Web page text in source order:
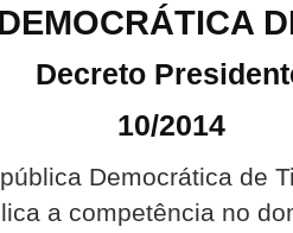
Decreto
10/2014
Democrática de
a competência no